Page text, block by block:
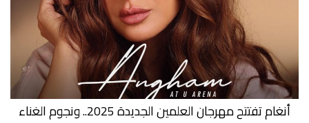
أنغام تفتتح مهرجان العلمين الجديدة 2025.. ونجوم الغناء